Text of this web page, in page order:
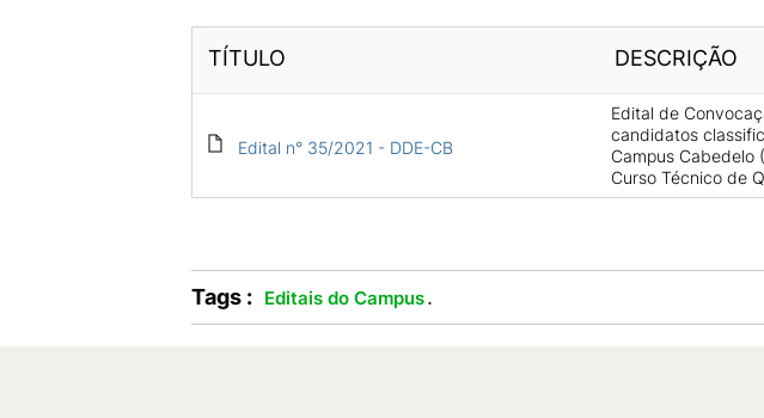
TÍTULO DESCRIÇÃO
Edital n° 35/2021 - DDE-CB
Edital de
candidatos
Campus Cabedelo
Curso Técnico de
Tags : Editais do Campus.